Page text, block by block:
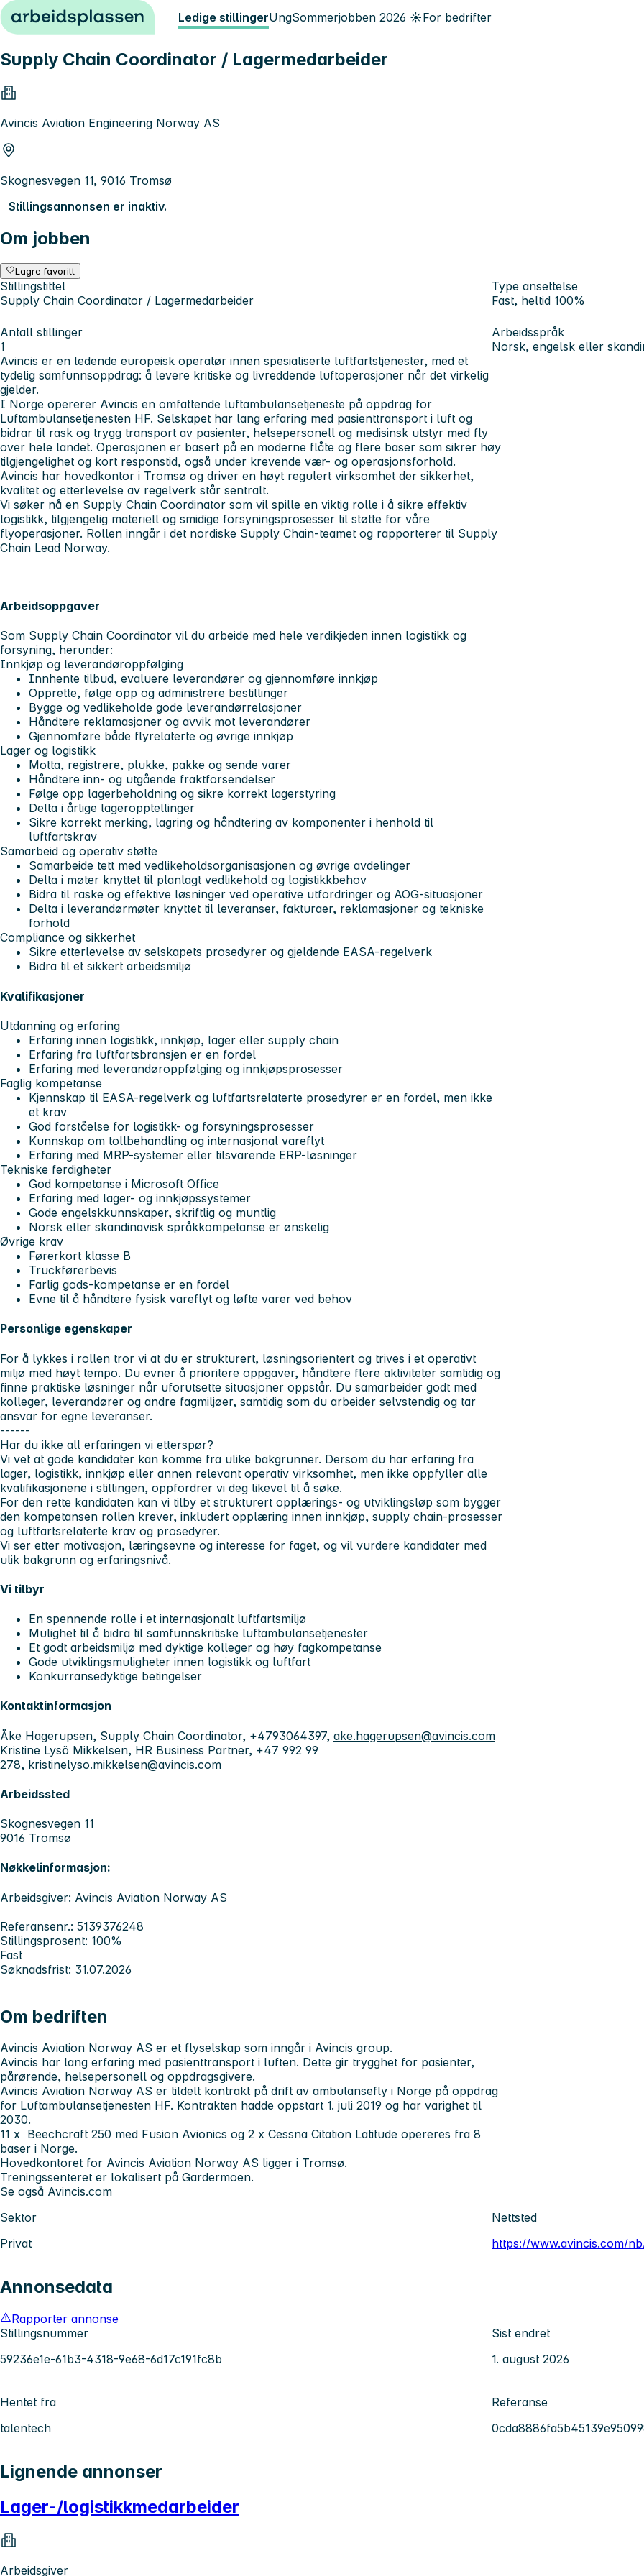
Hopp til innhold Ledige stillingerUngSommerjobben 2026 ☀️For bedrifter
Supply Chain Coordinator / Lagermedarbeider
Avincis Aviation Engineering Norway AS
Skognesvegen 11, 9016 Tromsø
Stillingsannonsen er inaktiv.
Om jobben
Lagre favoritt
Stillingstittel
Supply Chain Coordinator / Lagermedarbeider
Type ansettelse
Fast, heltid 100%
Antall stillinger
1
Arbeidsspråk
Norsk, engelsk eller
Avincis er en ledende europeisk operatør innen spesialiserte luftfartstjenester, med et
tydelig samfunnsoppdrag: å levere kritiske og livreddende luftoperasjoner når det virkelig
gjelder.
I Norge opererer Avincis en omfattende luftambulansetjeneste på oppdrag for
Luftambulansetjenesten HF. Selskapet har lang erfaring med pasienttransport i luft og
bidrar til rask og trygg transport av pasienter, helsepersonell og medisinsk utstyr med fly
over hele landet. Operasjonen er basert på en moderne flåte og flere baser som sikrer høy
tilgjengelighet og kort responstid, også under krevende vær- og operasjonsforhold.
Avincis har hovedkontor i Tromsø og driver en høyt regulert virksomhet der sikkerhet,
kvalitet og etterlevelse av regelverk står sentralt.
Vi søker nå en Supply Chain Coordinator som vil spille en viktig rolle i å sikre effektiv
logistikk, tilgjengelig materiell og smidige forsyningsprosesser til støtte for våre
flyoperasjoner. Rollen inngår i det nordiske Supply Chain-teamet og rapporterer til Supply
Chain Lead Norway.
Arbeidsoppgaver
Som Supply Chain Coordinator vil du arbeide med hele verdikjeden innen logistikk og
forsyning, herunder:
Innkjøp og leverandøroppfølging
Innhente tilbud, evaluere leverandører og gjennomføre innkjøp
Opprette, følge opp og administrere bestillinger
Bygge og vedlikeholde gode leverandørrelasjoner
Håndtere reklamasjoner og avvik mot leverandører
Gjennomføre både flyrelaterte og øvrige innkjøp
Lager og logistikk
Motta, registrere, plukke, pakke og sende varer
Håndtere inn- og utgående fraktforsendelser
Følge opp lagerbeholdning og sikre korrekt lagerstyring
Delta i årlige lageropptellinger
Sikre korrekt merking, lagring og håndtering av komponenter i henhold til
luftfartskrav
Samarbeid og operativ støtte
Samarbeide tett med vedlikeholdsorganisasjonen og øvrige avdelinger
Delta i møter knyttet til planlagt vedlikehold og logistikkbehov
Bidra til raske og effektive løsninger ved operative utfordringer og AOG-situasjoner
Delta i leverandørmøter knyttet til leveranser, fakturaer, reklamasjoner og tekniske
forhold
Compliance og sikkerhet
Sikre etterlevelse av selskapets prosedyrer og gjeldende EASA-regelverk
Bidra til et sikkert arbeidsmiljø
Kvalifikasjoner
Utdanning og erfaring
Erfaring innen logistikk, innkjøp, lager eller supply chain
Erfaring fra luftfartsbransjen er en fordel
Erfaring med leverandøroppfølging og innkjøpsprosesser
Faglig kompetanse
Kjennskap til EASA-regelverk og luftfartsrelaterte prosedyrer er en fordel, men ikke
et krav
God forståelse for logistikk- og forsyningsprosesser
Kunnskap om tollbehandling og internasjonal vareflyt
Erfaring med MRP-systemer eller tilsvarende ERP-løsninger
Tekniske ferdigheter
God kompetanse i Microsoft Office
Erfaring med lager- og innkjøpssystemer
Gode engelskkunnskaper, skriftlig og muntlig
Norsk eller skandinavisk språkkompetanse er ønskelig
Øvrige krav
Førerkort klasse B
Truckførerbevis
Farlig gods-kompetanse er en fordel
Evne til å håndtere fysisk vareflyt og løfte varer ved behov
Personlige egenskaper
For å lykkes i rollen tror vi at du er strukturert, løsningsorientert og trives i et operativt
miljø med høyt tempo. Du evner å prioritere oppgaver, håndtere flere aktiviteter samtidig og
finne praktiske løsninger når uforutsette situasjoner oppstår. Du samarbeider godt med
kolleger, leverandører og andre fagmiljøer, samtidig som du arbeider selvstendig og tar
ansvar for egne leveranser.
------
Har du ikke all erfaringen vi etterspør?
Vi vet at gode kandidater kan komme fra ulike bakgrunner. Dersom du har erfaring fra
lager, logistikk, innkjøp eller annen relevant operativ virksomhet, men ikke oppfyller alle
kvalifikasjonene i stillingen, oppfordrer vi deg likevel til å søke.
For den rette kandidaten kan vi tilby et strukturert opplærings- og utviklingsløp som bygger
den kompetansen rollen krever, inkludert opplæring innen innkjøp, supply chain-prosesser
og luftfartsrelaterte krav og prosedyrer.
Vi ser etter motivasjon, læringsevne og interesse for faget, og vil vurdere kandidater med
ulik bakgrunn og erfaringsnivå.
Vi tilbyr
En spennende rolle i et internasjonalt luftfartsmiljø
Mulighet til å bidra til samfunnskritiske luftambulansetjenester
Et godt arbeidsmiljø med dyktige kolleger og høy fagkompetanse
Gode utviklingsmuligheter innen logistikk og luftfart
Konkurransedyktige betingelser
Kontaktinformasjon
Åke Hagerupsen, Supply Chain Coordinator, +4793064397, ake.hagerupsen@avincis.com
Kristine Lysö Mikkelsen, HR Business Partner, +47 992 99
278, kristinelyso.mikkelsen@avincis.com
Arbeidssted
Skognesvegen 11
9016 Tromsø
Nøkkelinformasjon:
Arbeidsgiver: Avincis Aviation Norway AS
Referansenr.: 5139376248
Stillingsprosent: 100%
Fast
Søknadsfrist: 31.07.2026
Om bedriften
Avincis Aviation Norway AS er et flyselskap som inngår i Avincis group.
Avincis har lang erfaring med pasienttransport i luften. Dette gir trygghet for pasienter,
pårørende, helsepersonell og oppdragsgivere.
Avincis Aviation Norway AS er tildelt kontrakt på drift av ambulansefly i Norge på oppdrag
for Luftambulansetjenesten HF. Kontrakten hadde oppstart 1. juli 2019 og har varighet til
2030.
11 x Beechcraft 250 med Fusion Avionics og 2 x Cessna Citation Latitude opereres fra 8
baser i Norge.
Hovedkontoret for Avincis Aviation Norway AS ligger i Tromsø.
Treningssenteret er lokalisert på Gardermoen.
Se også Avincis.com
Sektor
Privat
Nettsted
https://www.avincis.com/
Annonsedata
Rapporter annonse
Stillingsnummer
59236e1e-61b3-4318-9e68-6d17c191fc8b
Sist endret
1. august 2026
Hentet fra
talentech
Referanse
Lignende annonser
Lager-/logistikkmedarbeider
Arbeidsgiver